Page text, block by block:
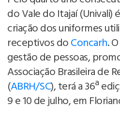
do Vale do Itajaí (Univali)
criação dos uniformes
receptivos doConcarh.
gestão de pessoas,
Associação Brasileira de
(ABRH/SC), terá a 36ª
9 e 10 de julho, em